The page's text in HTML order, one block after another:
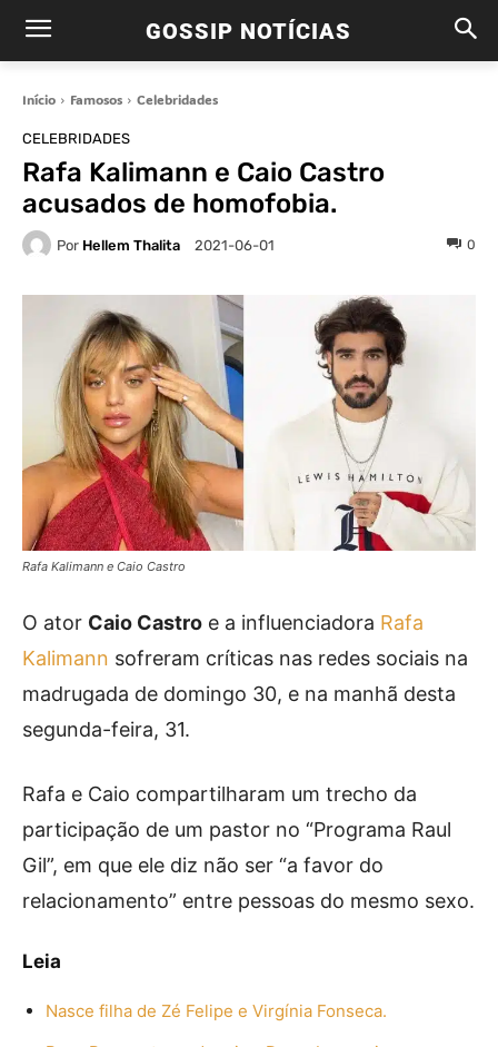
GOSSIP NOTÍCIAS
Início Famosos Celebridades
CELEBRIDADES
Rafa Kalimann e Caio Castro
acusados de homofobia.
Por Hellem Thalita 2021-06-01 0
Rafa Kalimann e Caio Castro
O ator Caio Castro e a influenciadora Rafa
Kalimann sofreram críticas nas redes sociais na
madrugada de domingo 30, e na manhã desta
segunda-feira, 31.
Rafa e Caio compartilharam um trecho da
participação de um pastor no “Programa Raul
Gil”, em que ele diz não ser “a favor do
relacionamento” entre pessoas do mesmo sexo.
Leia
Nasce filha de Zé Felipe e Virgínia Fonseca.